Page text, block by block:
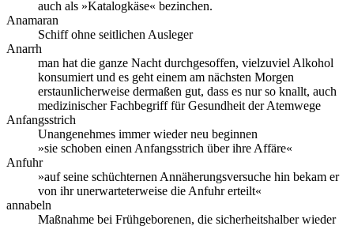
auch als »Katalogkäse« bezinchen.
Anamaran
Schiff ohne seitlichen Ausleger
Anarrh
man hat die ganze Nacht durchgesoffen, vielzuviel Alkohol
konsumiert und es geht einem am nächsten Morgen
erstaunlicherweise dermaßen gut, dass es nur so knallt, auch
medizinischer Fachbegriff für Gesundheit der Atemwege
Anfangsstrich
Unangenehmes immer wieder neu beginnen
»sie schoben einen Anfangsstrich über ihre Affäre«
Anfuhr
»auf seine schüchternen Annäherungsversuche hin bekam er
von ihr unerwarteterweise die Anfuhr erteilt«
annabeln
Maßnahme bei Frühgeborenen, die sicherheitshalber wieder